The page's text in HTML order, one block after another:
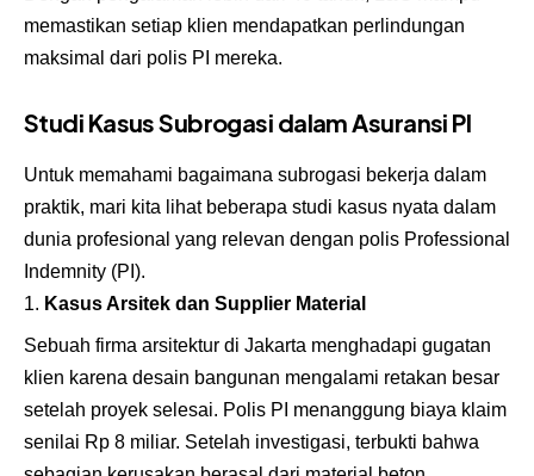
memastikan setiap klien mendapatkan perlindungan
maksimal dari polis PI mereka.
Studi Kasus Subrogasi dalam Asuransi PI
Untuk memahami bagaimana subrogasi bekerja dalam
praktik, mari kita lihat beberapa studi kasus nyata dalam
dunia profesional yang relevan dengan polis Professional
Indemnity (PI).
Kasus Arsitek dan Supplier Material
Sebuah firma arsitektur di Jakarta menghadapi gugatan
klien karena desain bangunan mengalami retakan besar
setelah proyek selesai. Polis PI menanggung biaya klaim
senilai Rp 8 miliar. Setelah investigasi, terbukti bahwa